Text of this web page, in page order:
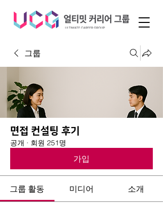
그룹
면접 컨설팅 후기
공개 · 회원 251명
가입
그룹 활동 미디어 소개